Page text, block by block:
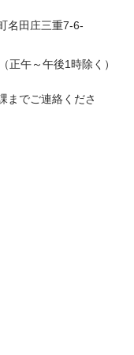
田庄三重7-6-
正午～午後1時除く）
までご連絡くださ